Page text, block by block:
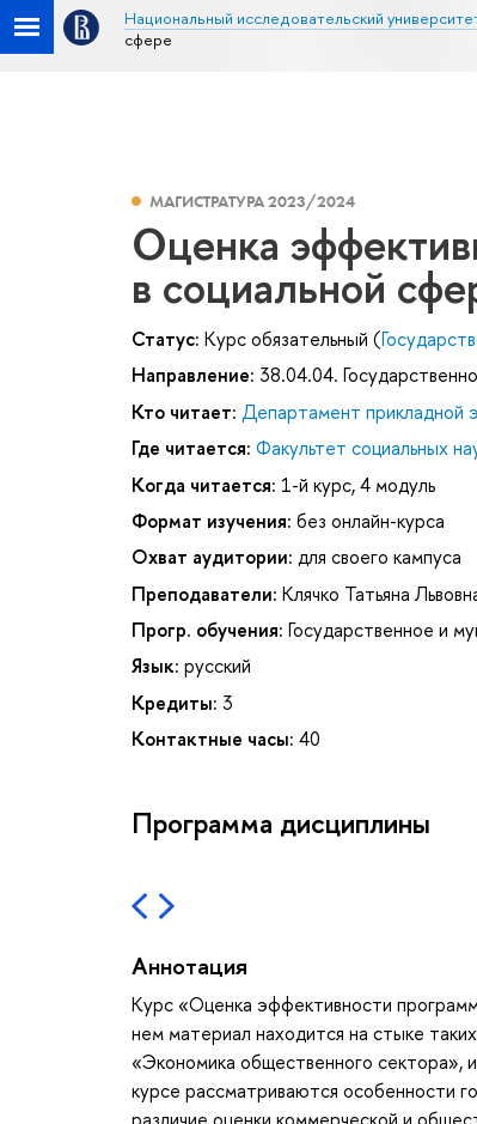
Национальный исследовательский
сфере
МАГИСТРАТУРА 2023/2024
Оценка
в социальной
Статус: Курс обязательный (
Направление: 38.04.04.
Кто читает: Департамент прикладной
Где читается: Факультет социальных
Когда читается: 1-й курс, 4 модуль
Формат изучения: без онлайн-курса
Охват аудитории: для своего кампуса
Преподаватели: Клячко Татьяна
Прогр. обучения: Государственное и
Язык: русский
Кредиты: 3
Контактные часы: 40
Программа дисциплины
Аннотация
Курс «Оценка эффективности
нем материал находится на стыке
«Экономика общественного сектора»,
курсе рассматриваются особенности